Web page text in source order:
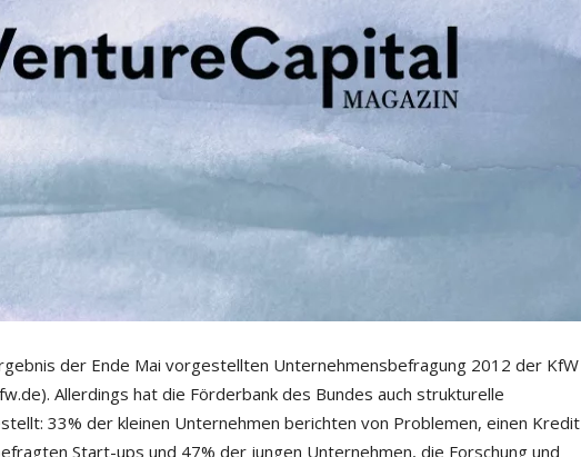
der Ende Mai vorgestellten Unternehmensbefragung 2012 der KfW
Allerdings hat die Förderbank des Bundes auch strukturelle
33% der kleinen Unternehmen berichten von Problemen, einen Kredit
Start-ups und 47% der jungen Unternehmen, die Forschung und